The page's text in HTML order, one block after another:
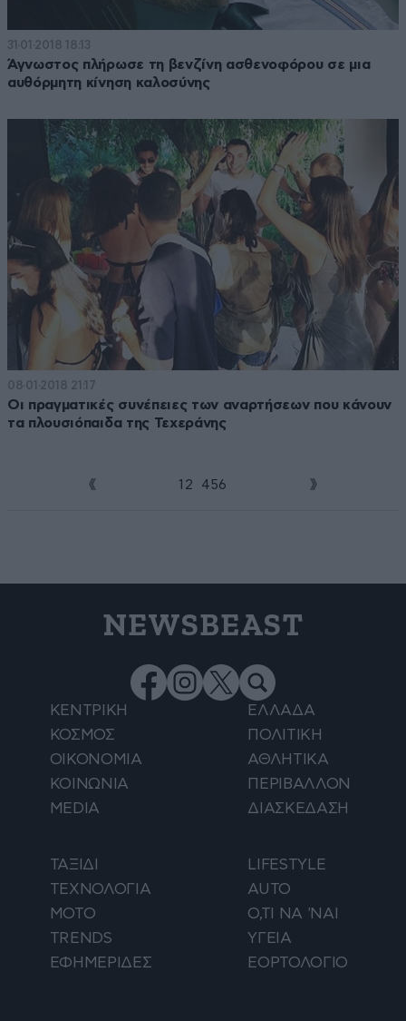
31·01·2018 18:13
Άγνωστος πλήρωσε τη βενζίνη ασθενοφόρου σε μια
αυθόρμητη κίνηση καλοσύνης
08·01·2018 21:17
Οι πραγματικές συνέπειες των αναρτήσεων που κάνουν
τα πλουσιόπαιδα της Τεχεράνης
1 2 4 56
NEWSBEAST
ΚΕΝΤΡΙΚΗ
ΕΛΛΑΔΑ
ΚΟΣΜΟΣ
ΠΟΛΙΤΙΚΗ
ΟΙΚΟΝΟΜΙΑ
ΑΘΛΗΤΙΚΑ
ΚΟΙΝΩΝΙΑ
ΠΕΡΙΒΑΛΛΟΝ
MEDIA
ΔΙΑΣΚΕΔΑΣΗ
ΤΑΞΙΔΙ
LIFESTYLE
ΤΕΧΝΟΛΟΓΙΑ
AUTO
ΜΟΤΟ
Ο,ΤΙ ΝΑ 'ΝΑΙ
TRENDS
ΥΓΕΙΑ
ΕΦΗΜΕΡΙΔΕΣ
ΕΟΡΤΟΛΟΓΙΟ